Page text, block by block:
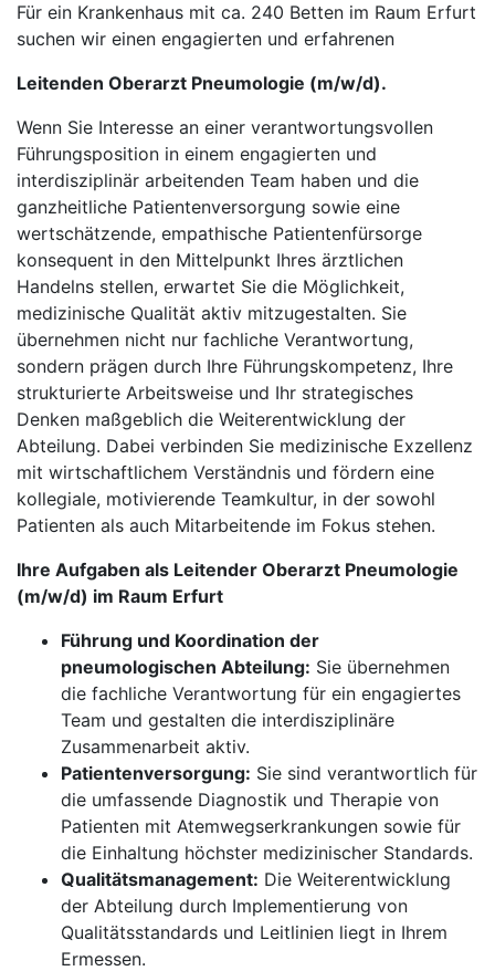
Für ein Krankenhaus mit ca. 240 Betten im Raum Erfurt
suchen wir einen engagierten und erfahrenen
Leitenden Oberarzt Pneumologie (m/w/d).
Wenn Sie Interesse an einer verantwortungsvollen
Führungsposition in einem engagierten und
interdisziplinär arbeitenden Team haben und die
ganzheitliche Patientenversorgung sowie eine
wertschätzende, empathische Patientenfürsorge
konsequent in den Mittelpunkt Ihres ärztlichen
Handelns stellen, erwartet Sie die Möglichkeit,
medizinische Qualität aktiv mitzugestalten. Sie
übernehmen nicht nur fachliche Verantwortung,
sondern prägen durch Ihre Führungskompetenz, Ihre
strukturierte Arbeitsweise und Ihr strategisches
Denken maßgeblich die Weiterentwicklung der
Abteilung. Dabei verbinden Sie medizinische Exzellenz
mit wirtschaftlichem Verständnis und fördern eine
kollegiale, motivierende Teamkultur, in der sowohl
Patienten als auch Mitarbeitende im Fokus stehen.
Ihre Aufgaben als Leitender Oberarzt Pneumologie
(m/w/d) im Raum Erfurt
Führung und Koordination der
pneumologischen Abteilung: Sie übernehmen
die fachliche Verantwortung für ein engagiertes
Team und gestalten die interdisziplinäre
Zusammenarbeit aktiv.
Patientenversorgung: Sie sind verantwortlich für
die umfassende Diagnostik und Therapie von
Patienten mit Atemwegserkrankungen sowie für
die Einhaltung höchster medizinischer Standards.
Qualitätsmanagement: Die Weiterentwicklung
der Abteilung durch Implementierung von
Qualitätsstandards und Leitlinien liegt in Ihrem
Ermessen.